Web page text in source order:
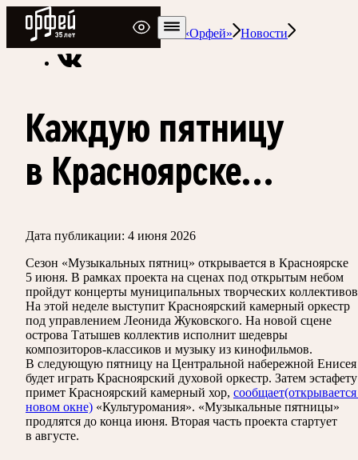
Радио Орфей
Радио классической музыки «Орфей»
Новости
Каждую пятницу
в Красноярске…
Дата публикации: 4 июня 2026
Сезон «Музыкальных пятниц» открывается в Красноярске
5 июня. В рамках проекта на сценах под открытым небом
пройдут концерты муниципальных творческих
На этой неделе выступит Красноярский камерный оркестр
под управлением Леонида Жуковского. На новой сцене
острова Татышев коллектив исполнит шедевры
композиторов-классиков и музыку из кинофильмов.
В следующую пятницу на Центральной набережной Енисея
будет играть Красноярский духовой оркестр. Затем эстафету
примет Красноярский камерный хор, сообщает
новом окне) «Культуромания». «Музыкальные пятницы»
продлятся до конца июня. Вторая часть проекта стартует
в августе.